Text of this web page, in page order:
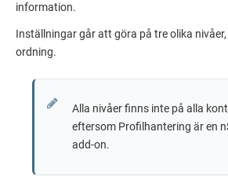
information.
Inställningar går att göra på tre olika
ordning.
Alla nivåer finns inte på alla
eftersom Profilhantering är en
add-on.